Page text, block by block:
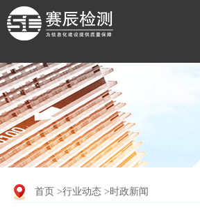
首页 >行业动态 >时政新闻